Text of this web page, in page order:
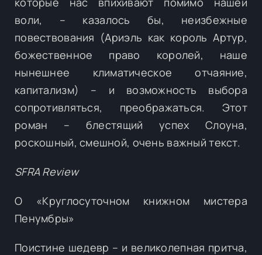
воли, – казалось бы, неизбежные
повествования (Ариэль как король Артур,
божественное право королей, наше
нынешнее климатическое отчаяние,
капитализм) – и возможность выбора
сопротивляться, преображаться. Этот
роман – блестящий успех Слоуна,
роскошный, смешной, очень важный текст.
SFRA Review
О «Круглосуточном книжном мистера
Пенумбры»
Поистине шедевр – и великолепная притча,